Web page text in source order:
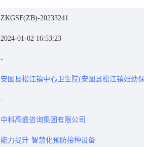
ZKGSF(ZB)-20233241
2024-01-02 16:53:23
安图县松江镇中心卫生院(安图县松江镇妇幼
中科高盛咨询集团有限公司
能力提升 智慧化预防接种设备